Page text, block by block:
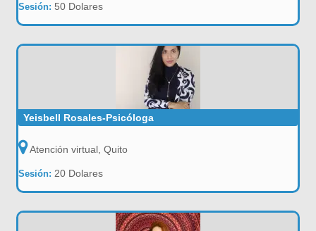
Sesión: 50 Dolares
Yeisbell Rosales-Psicóloga
Atención virtual, Quito
Sesión:20 Dolares